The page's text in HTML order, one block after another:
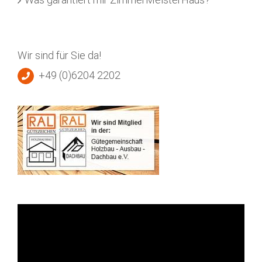
Wir sind für Sie da!
+49 (0)6204 2202